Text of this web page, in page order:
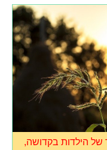
של הילדות בקדושה,